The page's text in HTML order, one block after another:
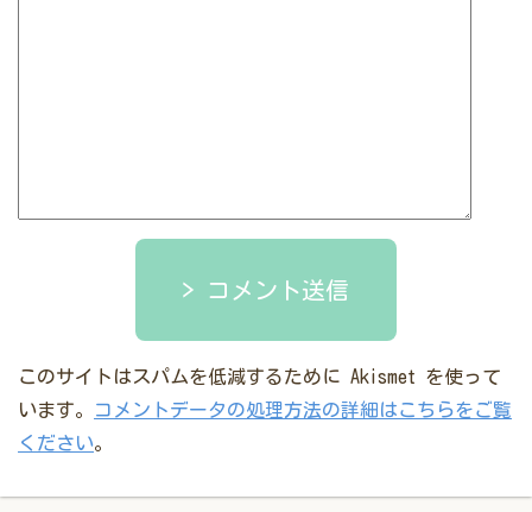
コメント送信
このサイトはスパムを低減するために Akismet を使って
います。
コメントデータの処理方法の詳細はこちらをご覧
ください。